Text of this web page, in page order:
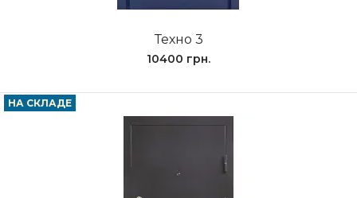
Техно 3
10400 грн.
НА СКЛАДЕ